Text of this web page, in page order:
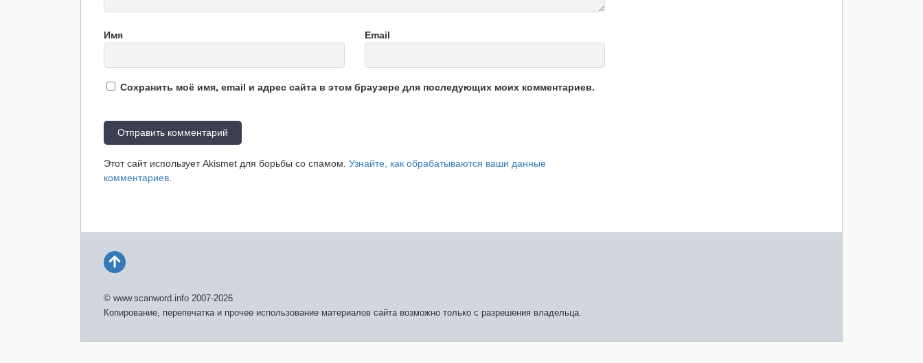
Имя Email
Сохранить моё имя, email и адрес сайта в этом браузере для последующих моих комментариев.
Этот сайт использует Akismet для борьбы со спамом.Узнайте, как обрабатываются ваши данные
комментариев
© www.scanword.info 2007-2026
Копирование, перепечатка и прочее использование материалов сайта возможно только с разрешения владельца.